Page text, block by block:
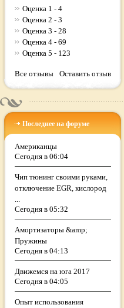
Оценка 1 - 4
Оценка 2 - 3
Оценка 3 - 28
Оценка 4 - 69
Оценка 5 - 123
Все отзывы Оставить отзыв
Последнее на форуме
Американцы
Сегодня в 06:04
Чип тюнинг своими руками,
отключение EGR, кислород
...
Сегодня в 05:32
Амортизаторы &amp;
Пружины
Сегодня в 04:13
Движемся на юга 2017
Сегодня в 04:05
Опыт использования